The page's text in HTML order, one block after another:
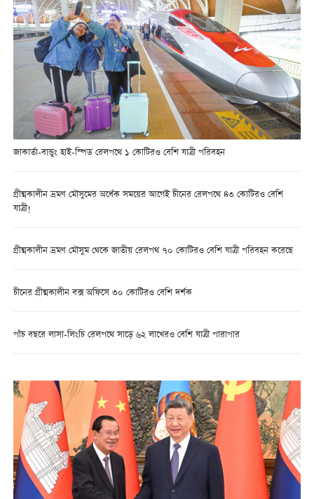
জাকার্তা-বান্ডুং হাই-স্পিড রেলপথে ১ কোটিরও বেশি যাত্রী পরিবহন
গ্রীষ্মকালীন ভ্রমণ মৌসুমের অর্ধেক সময়ের আগেই চীনের রেলপথে ৪৩ কোটিরও বেশি
যাত্রী!
গ্রীষ্মকালীন ভ্রমণ মৌসুম থেকে জাতীয় রেলপথ ৭০ কোটিরও বেশি যাত্রী পরিবহন করেছে
চীনের গ্রীষ্মকালীন বক্স অফিসে ৩০ কোটিরও বেশি দর্শক
পাঁচ বছরে লাসা-লিংচি রেলপথে সাড়ে ৬২ লাখেরও বেশি যাত্রী পারাপার